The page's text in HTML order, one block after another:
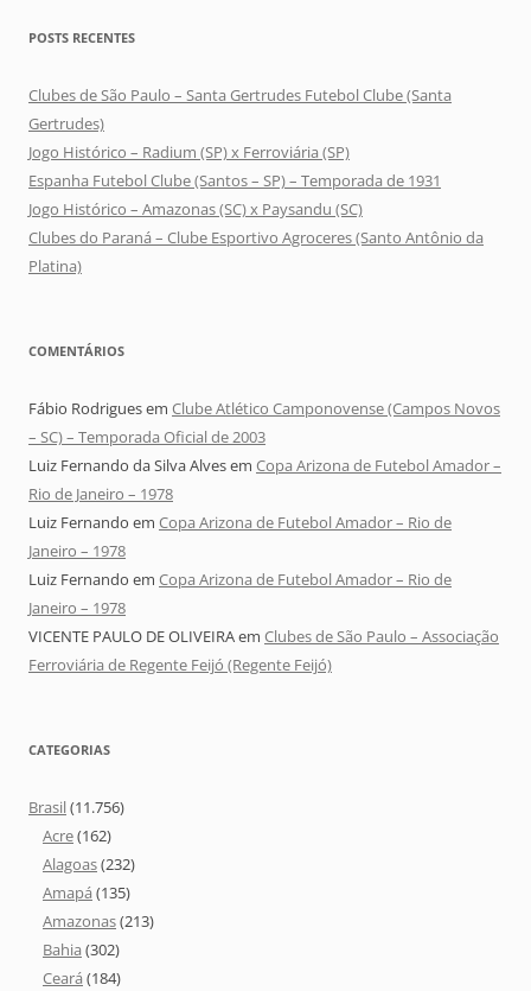
POSTS RECENTES
Clubes de São Paulo – Santa Gertrudes Futebol Clube (Santa
Gertrudes)
Jogo Histórico – Radium (SP) x Ferroviária (SP)
Espanha Futebol Clube (Santos – SP) – Temporada de 1931
Jogo Histórico – Amazonas (SC) x Paysandu (SC)
Clubes do Paraná – Clube Esportivo Agroceres (Santo Antônio da
Platina)
COMENTÁRIOS
Fábio Rodriguesem Clube Atlético Camponovense (Campos Novos
– SC) – Temporada Oficial de 2003
Luiz Fernando da Silva Alvesem Copa Arizona de Futebol Amador –
Rio de Janeiro – 1978
Luiz Fernando em Copa Arizona de Futebol Amador – Rio de
Janeiro – 1978
Luiz Fernando em Copa Arizona de Futebol Amador – Rio de
Janeiro – 1978
VICENTE PAULO DE OLIVEIRAem Clubes de São Paulo – Associação
Ferroviária de Regente Feijó (Regente Feijó)
CATEGORIAS
Brasil(11.756)
Acre(162)
Alagoas(232)
Amapá (135)
Amazonas(213)
Bahia (302)
Ceará (184)